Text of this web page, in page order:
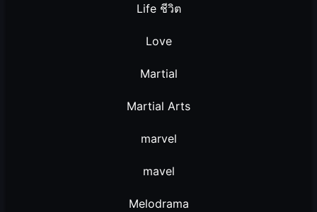
Life ชีวิต
Love
Martial
Martial Arts
marvel
mavel
Melodrama